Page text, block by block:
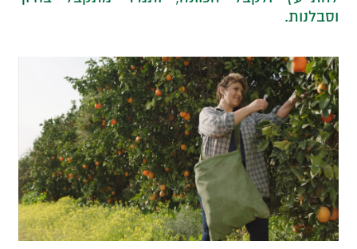
וסבלנות.